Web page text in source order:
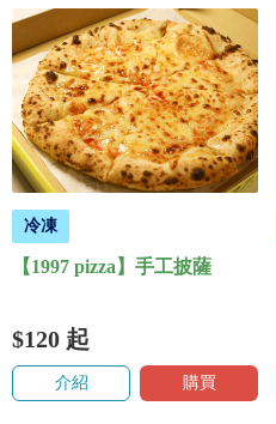
冷凍
【1997 pizza】手工披薩
$120 起
介紹 購買